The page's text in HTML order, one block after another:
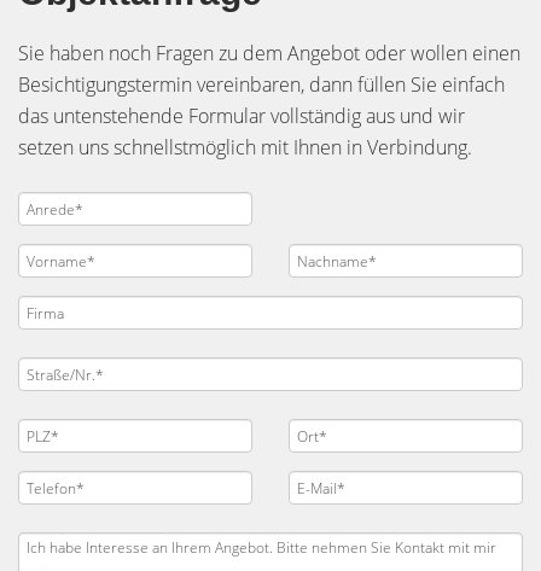
Sie haben noch Fragen zu dem Angebot oder wollen einen
Besichtigungstermin vereinbaren, dann füllen Sie einfach
das untenstehende Formular vollständig aus und wir
setzen uns schnellstmöglich mit Ihnen in Verbindung.